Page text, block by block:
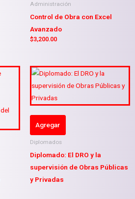
Administración
Control de Obra con Excel
Avanzado
$3,200.00
Agregar
Diplomados
Diplomado: El DRO y la
supervisión de Obras Públicas
y Privadas